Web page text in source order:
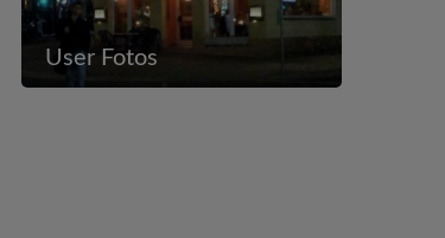
User Fotos